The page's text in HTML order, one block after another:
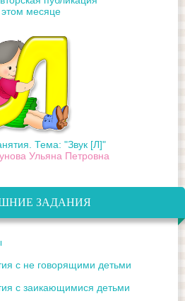
этом месяце
Тема: "Звук [Л]"
Ульяна Петровна
ЗАДАНИЯ
с не говорящими детьми
с заикающимися детьми